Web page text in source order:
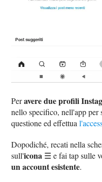
Peravere due profili
nello specifico, nell'app per
questione ed effettua
Dopodiché, recati nella
sull'icona ☰ e fai tap sulle
un account esistente.